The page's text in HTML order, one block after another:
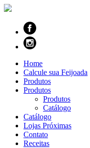
Home
Calcule sua Feijoada
Produtos
Produtos
Produtos
Catálogo
Catálogo
Lojas Próximas
Contato
Receitas